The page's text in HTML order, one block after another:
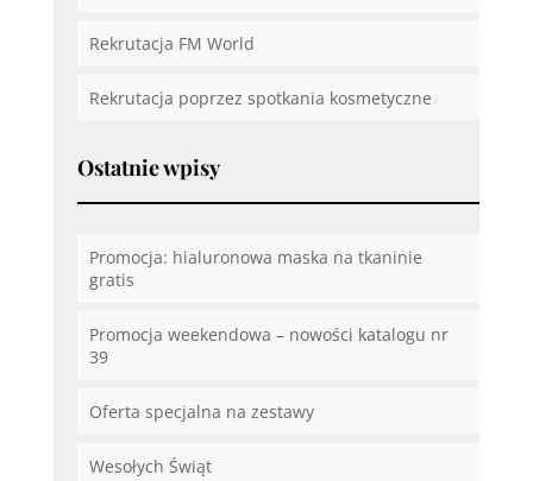
Rekrutacja FM World
Rekrutacja poprzez spotkania kosmetyczne
Ostatnie wpisy
Promocja: hialuronowa maska na tkaninie
gratis
Promocja weekendowa – nowości katalogu nr
39
Oferta specjalna na zestawy
Wesołych Świąt